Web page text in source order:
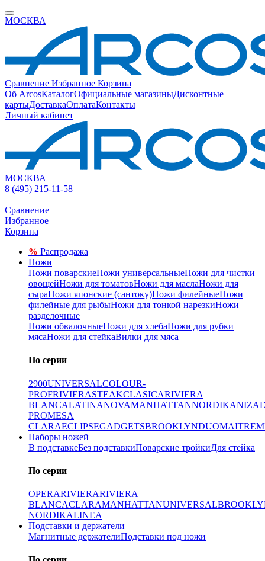
МОСКВА
Сравнение Избранное Корзина
Об ArcosКаталогОфициальные магазиныДисконтные
картыДоставкаОплатаКонтакты
Личный кабинет
МОСКВА
8 (495) 215-11-58
Сравнение
Избранное
Корзина
% Распродажа
Ножи
Ножи поварскиеНожи универсальныеНожи для чистки
овощейНожи для томатовНожи для маслаНожи для
сыраНожи японские (сантоку)Ножи филейныеНожи
филейные для рыбыНожи для тонкой нарезкиНожи
разделочные
Ножи обвалочныеНожи для хлебаНожи для рубки
мясаНожи для стейкаВилки для мяса
По серии
2900UNIVERSALCOLOUR-
PROFRIVIERASTEAKCLASICARIVIERA
BLANCALATINANOVAMANHATTANNORDIKANIZA
PROMESA
CLARAECLIPSEGADGETSBROOKLYNDUOMAITRE
Наборы ножей
В подставкеБез подставкиПоварские тройкиДля стейка
По серии
OPERARIVIERARIVIERA
BLANCACLARAMANHATTANUNIVERSAL
NORDIKALINEA
Подставки и держатели
Магнитные держателиПодставки под ножи